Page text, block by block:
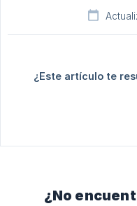
¿Este artículo te
¿No